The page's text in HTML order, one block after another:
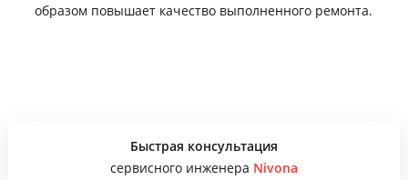
образом повышает качество выполненного ремонта.
Быстрая консультация
сервисного инженера Nivona